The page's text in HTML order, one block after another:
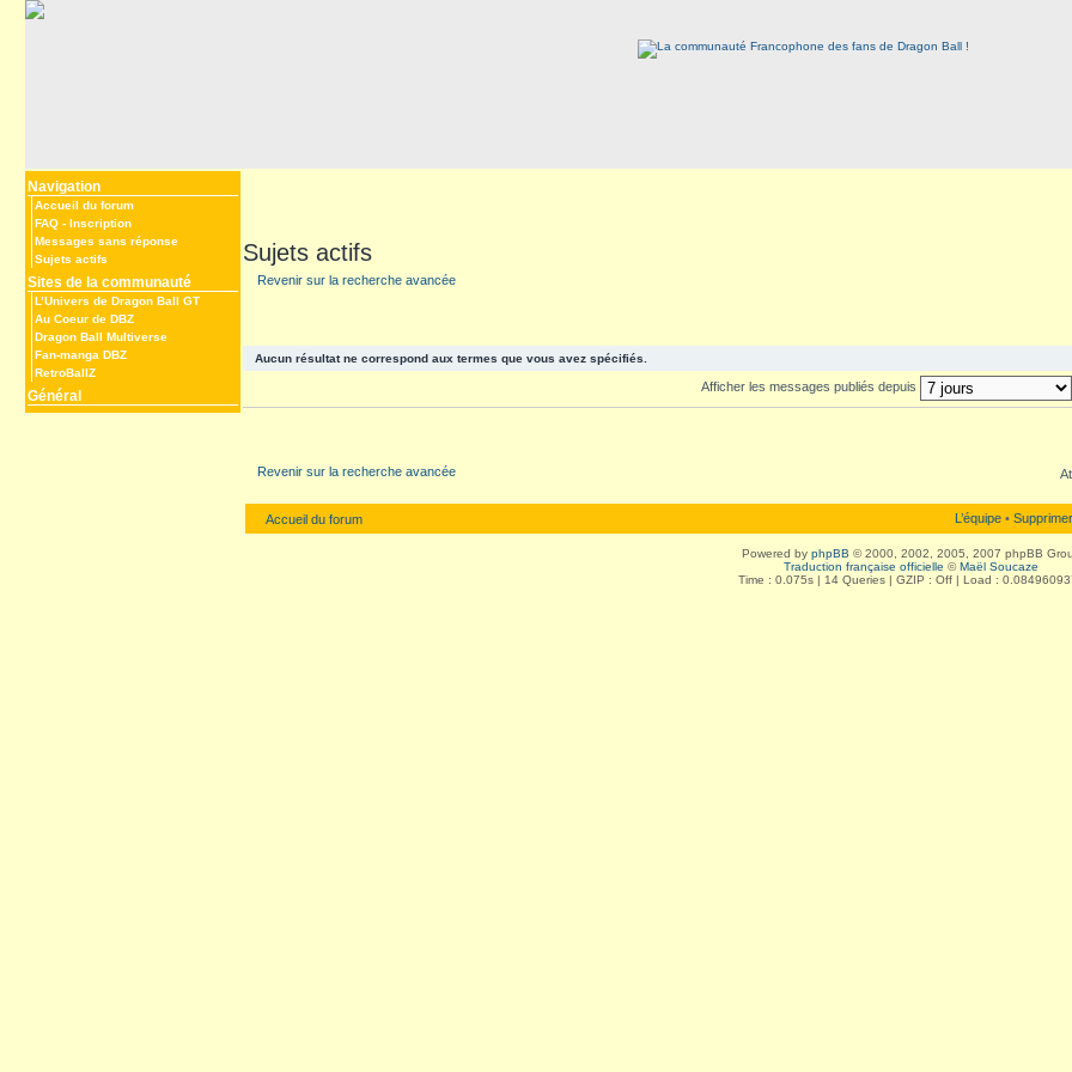
Navigation
Accueil du forum
FAQ - Inscription
Messages sans réponse
Sujets actifs
Sites de la communauté
L’Univers de Dragon Ball GT
Au Coeur de DBZ
Dragon Ball Multiverse
Fan-manga DBZ
RetroBallZ
Général
Sujets actifs
Revenir sur la recherche avancée
Aucun résultat ne correspond aux termes que vous avez spécifiés.
Afficher les messages publiés depuis
Revenir sur la recherche avancée
Accueil du forum L’équipe •
Powered by phpBB © 2000, 2002, 2005, 2007 phpBB
Traduction française officielle ©Maël Soucaze
Time : 0.075s | 14 Queries | GZIP : Off | Load :